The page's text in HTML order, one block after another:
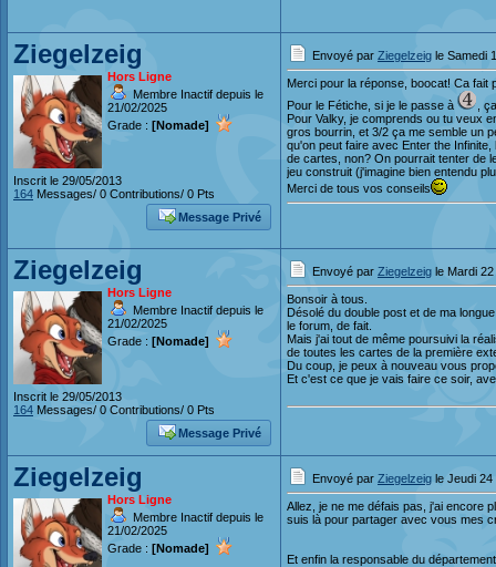
Ziegelzeig
Hors Ligne
Membre Inactif depuis le
21/02/2025
Grade : [Nomade]
Inscrit le 29/05/2013
164 Messages/ 0 Contributions/ 0 Pts
Message Privé
Envoyé par Ziegelzeig le Samedi
Merci pour la réponse, boocat! Ca fait
Pour le Fétiche, si je le passe à
,
Pour Valky, je comprends ou tu veux
gros bourrin, et 3/2 ça me semble un
qu'on peut faire avec Enter the
de cartes, non? On pourrait tenter de
jeu construit (j'imagine bien entendu
Merci de tous vos conseils
Ziegelzeig
Hors Ligne
Membre Inactif depuis le
21/02/2025
Grade : [Nomade]
Inscrit le 29/05/2013
164 Messages/ 0 Contributions/ 0 Pts
Message Privé
Envoyé par Ziegelzeig le Mardi
Bonsoir à tous.
Désolé du double post et de ma
le forum, de fait.
Mais j'ai tout de même poursuivi la
de toutes les cartes de la première
Du coup, je peux à nouveau vous
Et c'est ce que je vais faire ce soir,
Ziegelzeig
Hors Ligne
Membre Inactif depuis le
21/02/2025
Grade : [Nomade]
Envoyé par Ziegelzeig le Jeudi
Allez, je ne me défais pas, j'ai encore
suis là pour partager avec vous mes
Et enfin la responsable du